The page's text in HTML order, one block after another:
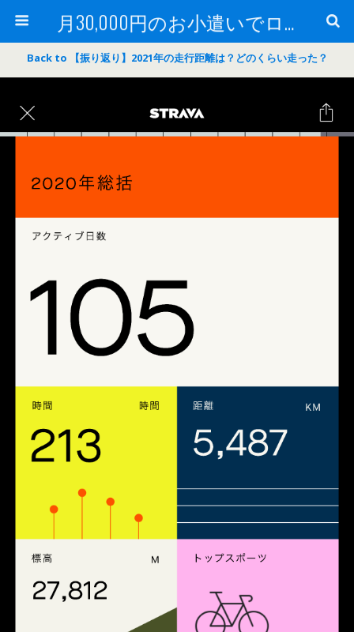
月30,000円のお小遣いでロードバイク
Back to 【振り返り】2021年の走行距離は？どのくらい走った？